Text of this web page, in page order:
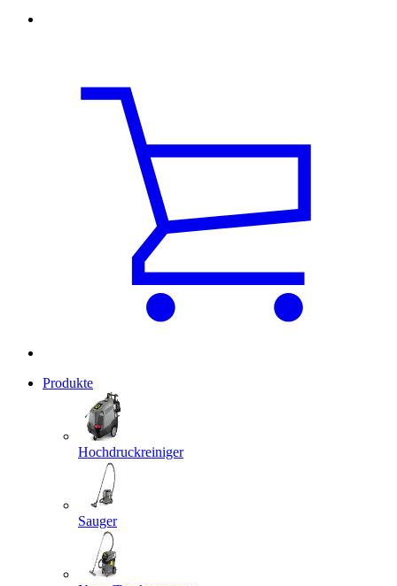
Produkte
Hochdruckreiniger
Sauger